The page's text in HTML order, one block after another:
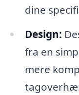
dine
Design:
fra en
mere